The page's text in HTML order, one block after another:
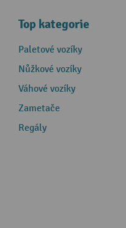
Top kategorie
Paletové vozíky
Nůžkové vozíky
Váhové vozíky
Zametače
Regály